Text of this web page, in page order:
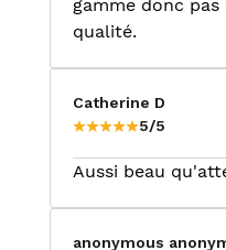
gamme donc
qualité.
Catherine D
5/5
Aussi beau
anonymous